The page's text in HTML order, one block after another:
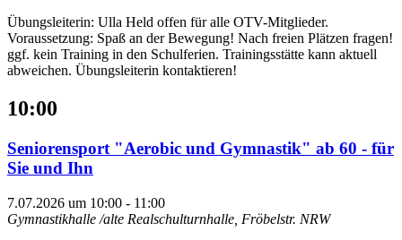
Übungsleiterin: Ulla Held offen für alle OTV-Mitglieder.
Voraussetzung: Spaß an der Bewegung! Nach freien Plätzen fragen!
ggf. kein Training in den Schulferien. Trainingsstätte kann aktuell
abweichen. Übungsleiterin kontaktieren!
10:00
Seniorensport "Aerobic und Gymnastik" ab 60 - für
Sie und Ihn
7.07.2026 um 10:00 - 11:00
Gymnastikhalle /alte Realschulturnhalle, Fröbelstr. NRW